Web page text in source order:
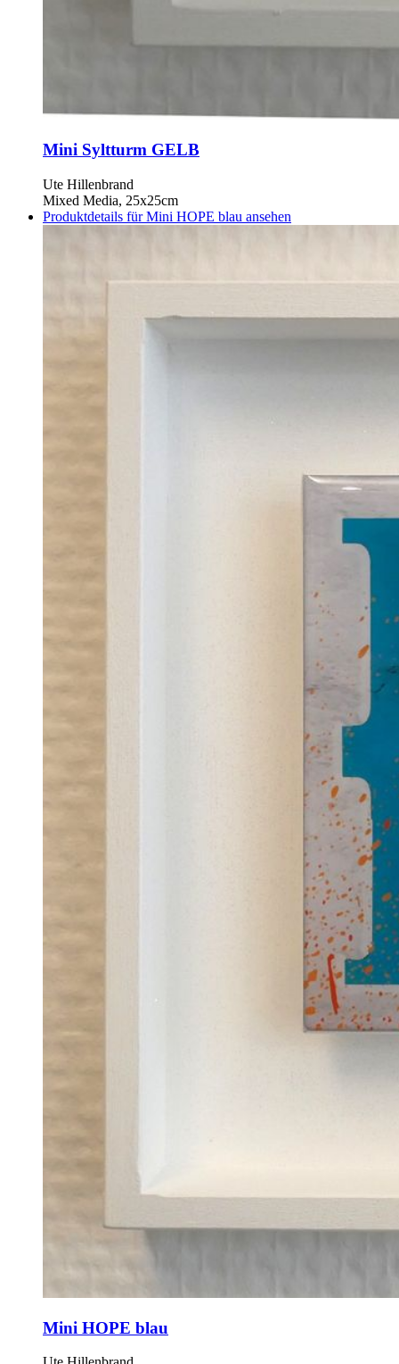
Mini Syltturm GELB
Ute Hillenbrand
Mixed Media, 25x25cm
Produktdetails für Mini HOPE blau ansehen
Mini HOPE blau